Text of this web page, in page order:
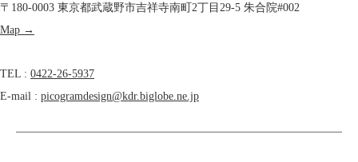
〒180-0003 東京都武蔵野市吉祥寺南町2丁目29-5 朱合院#002
Map →
TEL : 0422-26-5937
E-mail : picogramdesign@kdr.biglobe.ne.jp